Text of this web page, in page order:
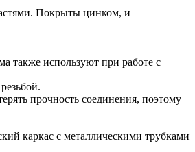
Покрыты цинком, и
также используют при работе с
прочность соединения, поэтому
каркас с металлическими трубками